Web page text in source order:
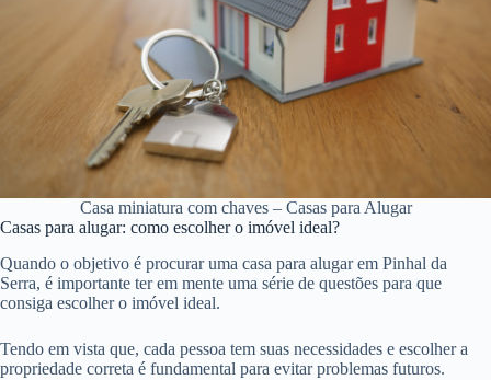
Casa miniatura com chaves – Casas para Alugar
Casas para alugar: como escolher o imóvel ideal?
Quando o objetivo é procurar uma casa para alugar em Pinhal da
Serra, é importante ter em mente uma série de questões para que
consiga escolher o imóvel ideal.
Tendo em vista que, cada pessoa tem suas necessidades e escolher a
propriedade correta é fundamental para evitar problemas futuros.